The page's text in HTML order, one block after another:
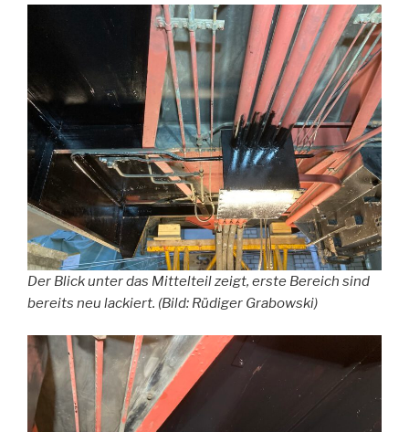
Der Blick unter das Mittelteil zeigt, erste Bereich sind
bereits neu lackiert. (Bild: Rüdiger Grabowski)